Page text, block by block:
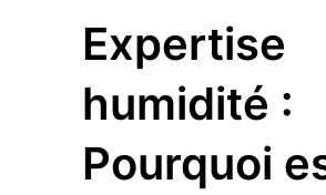
Expertise
humidité :
Pourquoi